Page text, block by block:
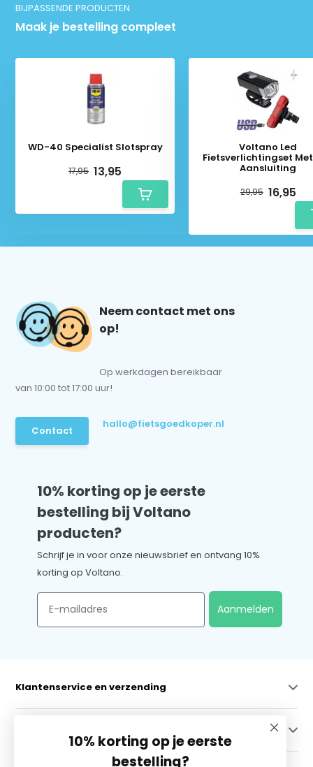
BIJPASSENDE PRODUCTEN
Maak je bestelling compleet
WD-40 Specialist Slotspray
17,95 13,95
Voltano Led
Fietsverlichtingset Met
Aansluiting
29,95 16,95
Neem contact met ons
op!
Op werkdagen bereikbaar
van 10:00 tot 17:00 uur!
Contact
hallo@fietsgoedkoper.nl
10% korting op je eerste
bestelling bij Voltano
producten?
Schrijf je in voor onze nieuwsbrief en ontvang 10%
korting op Voltano.
Email
Aanmelden
Klantenservice en verzending
10% korting op je eerste
bestelling?